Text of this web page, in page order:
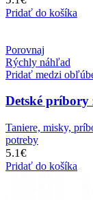
Pridať do košíka
Porovnaj
Rýchly náhľad
Pridať medzi
Detské príbory
Taniere, misky,
potreby
5.1€
Pridať do košíka